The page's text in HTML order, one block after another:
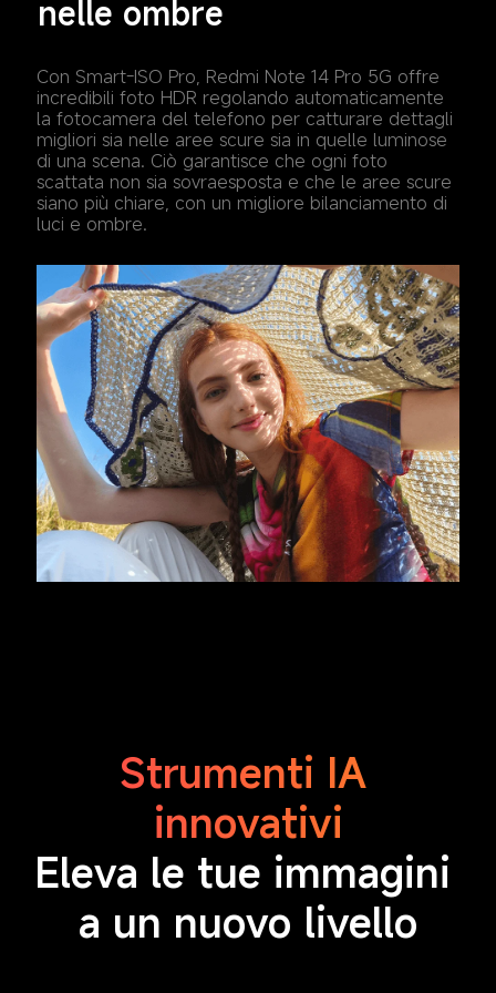
nelle ombre
Con Smart-ISO Pro, Redmi Note 14 Pro 5G offre
incredibili foto HDR regolando automaticamente
la fotocamera del telefono per catturare dettagli
migliori sia nelle aree scure sia in quelle luminose
di una scena. Ciò garantisce che ogni foto
scattata non sia sovraesposta e che le aree scure
siano più chiare, con un migliore bilanciamento di
luci e ombre.
Strumenti IA
innovativi
Eleva le tue immagini
a un nuovo livello